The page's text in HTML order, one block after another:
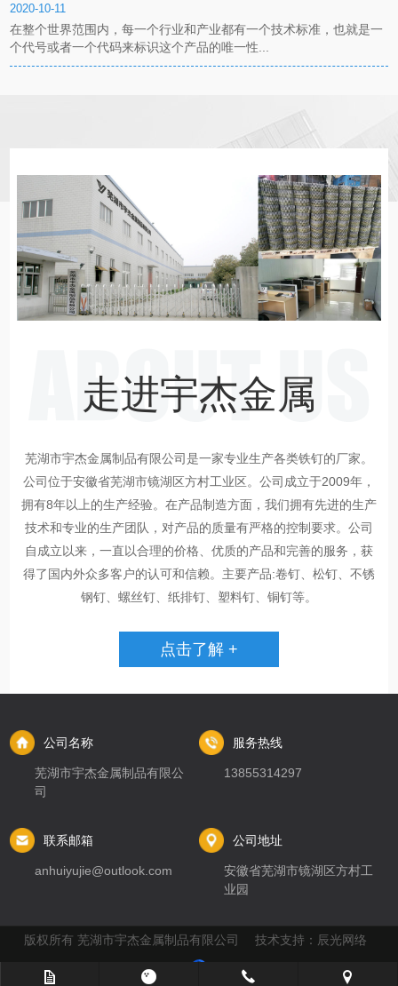
2020-10-11
在整个世界范围内，每一个行业和产业都有一个技术标准，也就是一
个代号或者一个代码来标识这个产品的唯一性...
走进宇杰金属
芜湖市宇杰金属制品有限公司是一家专业生产各类铁钉的厂家。
公司位于安徽省芜湖市镜湖区方村工业区。公司成立于2009年，
拥有8年以上的生产经验。在产品制造方面，我们拥有先进的生产
技术和专业的生产团队，对产品的质量有严格的控制要求。公司
自成立以来，一直以合理的价格、优质的产品和完善的服务，获
得了国内外众多客户的认可和信赖。主要产品:卷钉、松钉、不锈
钢钉、螺丝钉、纸排钉、塑料钉、铜钉等。
点击了解 +
公司名称
芜湖市宇杰金属制品有限公
司
服务热线
13855314297
联系邮箱
anhuiyujie@outlook.com
公司地址
安徽省芜湖市镜湖区方村工
业园
版权所有 芜湖市宇杰金属制品有限公司 技术支持： 辰光网络